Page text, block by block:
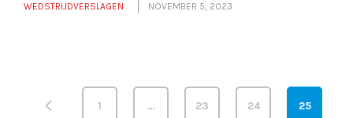
WEDSTRIJDVERSLAGEN NOVEMBER 5, 2023
1 … 23 24 25